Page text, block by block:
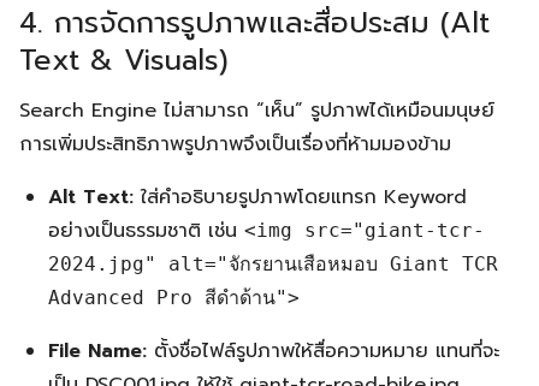
4. การจัดการรูปภาพและสื่อประสม (Alt
Text & Visuals)
Search Engine ไม่สามารถ “เห็น” รูปภาพได้เหมือนมนุษย์
การเพิ่มประสิทธิภาพรูปภาพจึงเป็นเรื่องที่ห้ามมองข้าม
Alt Text: ใส่คำอธิบายรูปภาพโดยแทรก Keyword
อย่างเป็นธรรมชาติ เช่น <img src="giant-tcr-
2024.jpg" alt="จักรยานเสือหมอบ Giant TCR
Advanced Pro สีดำด้าน">
File Name: ตั้งชื่อไฟล์รูปภาพให้สื่อความหมาย แทนที่จะ